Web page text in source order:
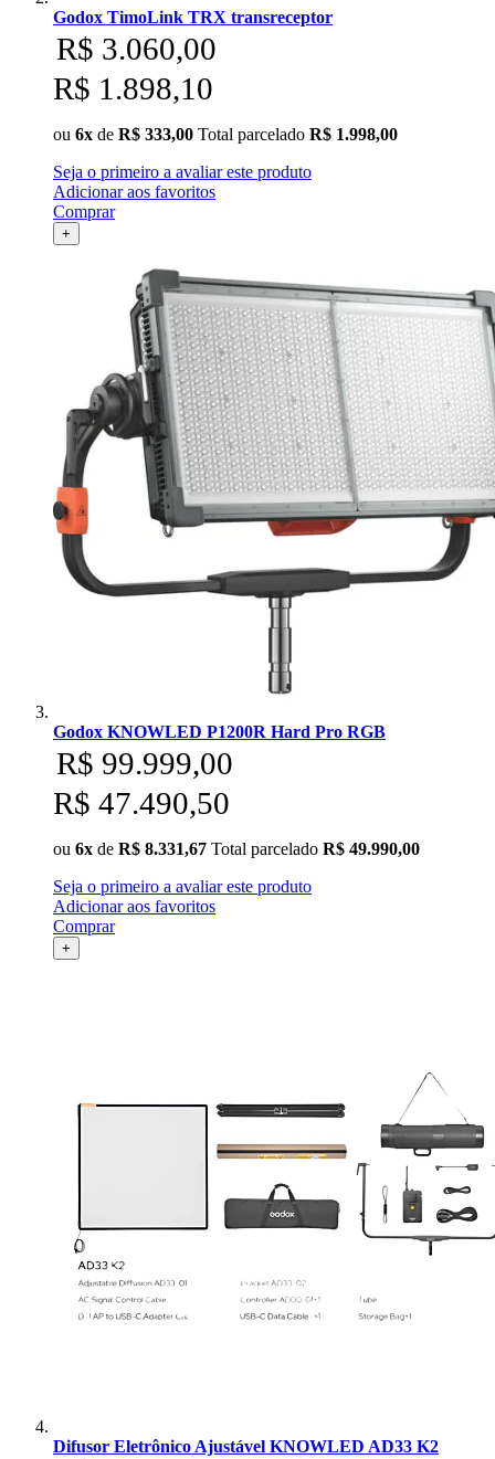
Godox TimoLink TRX transreceptor
R$ 3.060,00
R$ 1.898,10
ou 6x de R$ 333,00 Total parcelado R$ 1.998,00
Seja o primeiro a avaliar este produto
Adicionar aos favoritos
Comprar
+
Godox KNOWLED P1200R Hard Pro RGB
R$ 99.999,00
R$ 47.490,50
ou 6x de R$ 8.331,67 Total parcelado R$ 49.990,00
Seja o primeiro a avaliar este produto
Adicionar aos favoritos
Comprar
+
Difusor Eletrônico Ajustável KNOWLED AD33 K2